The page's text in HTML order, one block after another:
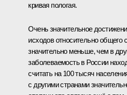
кривая пологая.
Очень значительное
исходов относительно общего
значительно меньше, чем в
заболеваемость в России
считать на 100 тысяч
с другими странами